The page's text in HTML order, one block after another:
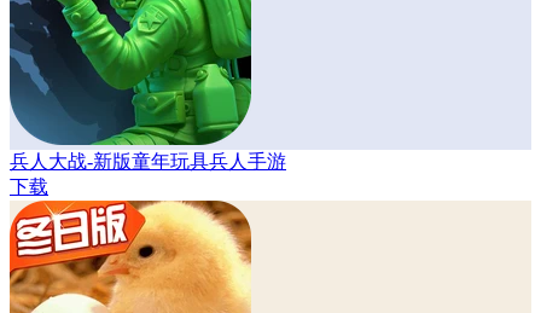
兵人大战-新版童年玩具兵人手游
下载